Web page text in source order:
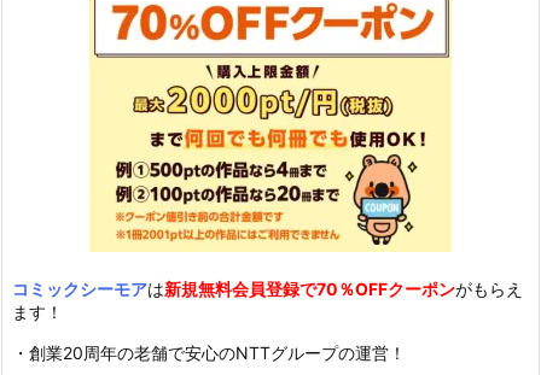
コミックシーモアは新規無料会員登録で70％OFFクーポンがもらえ
ます！
・創業20周年の老舗で安心のNTTグループの運営！